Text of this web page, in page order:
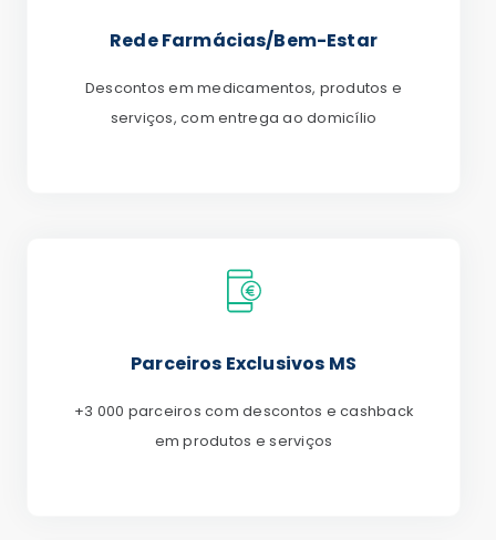
Rede Farmácias/Bem-Estar
Descontos em medicamentos, produtos e
serviços, com entrega ao domicílio
Parceiros Exclusivos MS
+3 000 parceiros com descontos e cashback
em produtos e serviços